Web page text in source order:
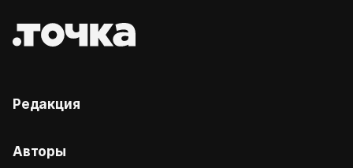
Редакция
Авторы